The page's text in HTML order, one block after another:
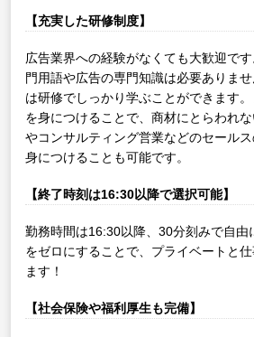
【充実した研修制度】
広告業界への経験がなくても大歓迎で
門用語や広告の専門知識は必要ありま
は研修でしっかり学ぶことができます
を身につけることで、商材にとらわれ
やコンサルティング営業などのセール
身につけることも可能です。
【終了時刻は16:30以降で選択可能】
勤務時間は16:30以降、30分刻みで自由
をゼロにすることで、プライベートと
ます！
【社会保険や福利厚生も完備】